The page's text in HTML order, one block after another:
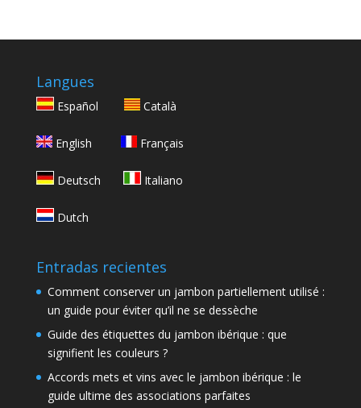
Langues
Español Català
English Français
Deutsch Italiano
Dutch
Entradas recientes
Comment conserver un jambon partiellement utilisé :
un guide pour éviter qu’il ne se dessèche
Guide des étiquettes du jambon ibérique : que
signifient les couleurs ?
Accords mets et vins avec le jambon ibérique : le
guide ultime des associations parfaites